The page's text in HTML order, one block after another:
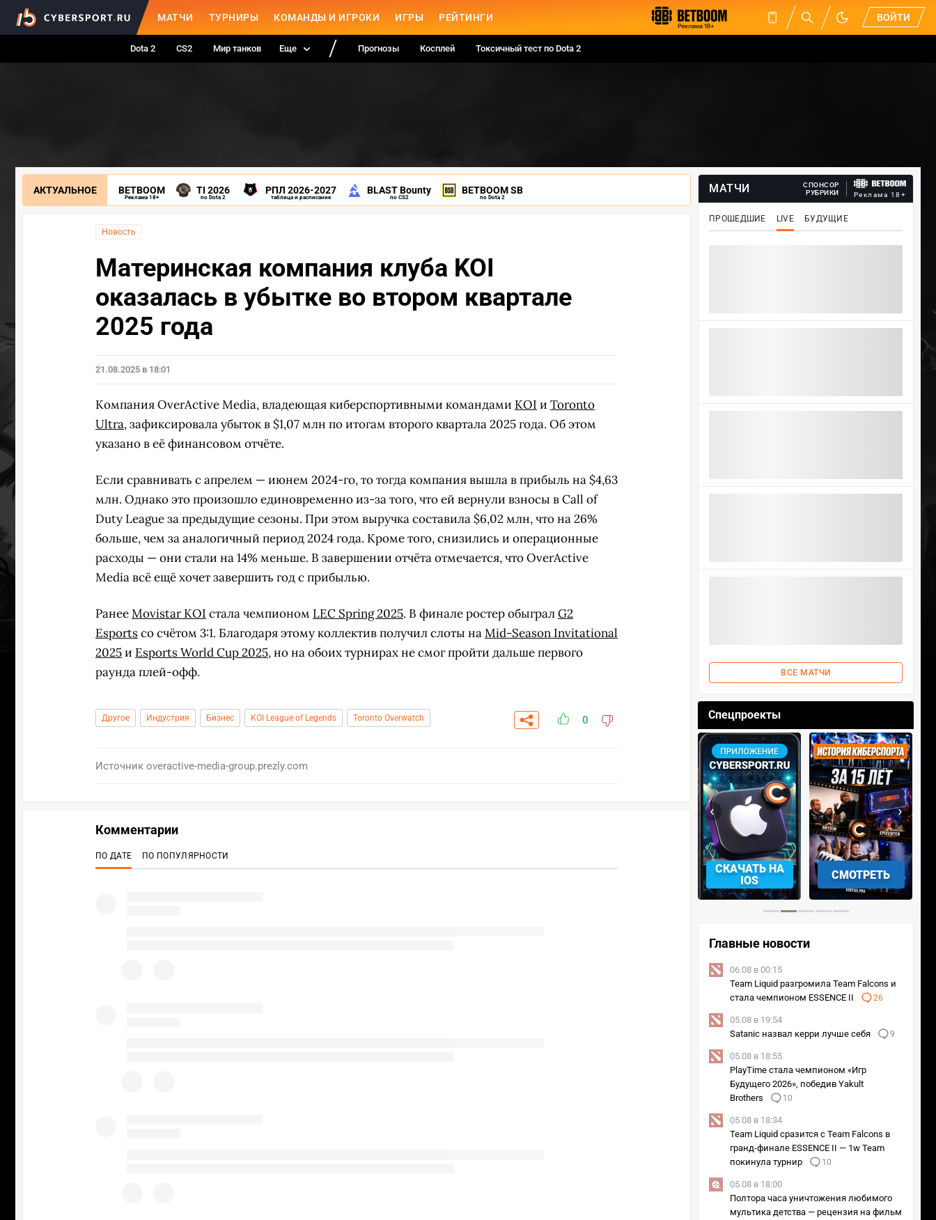
МАТЧИ ТУРНИРЫ КОМАНДЫ И ИГРОКИ ИГРЫ РЕЙТИНГИ ВОЙТИ
Dota 2 CS2 Мир танков Еще Прогнозы Косплей Токсичный тест по Dota 2
АКТУАЛЬНОЕ BETBOOM
Реклама 18+
TI 2026
по Dota 2
РПЛ 2026-2027
таблица и расписание
BLAST Bounty
по CS2
BETBOOM SB
по Dota 2
Новость
Материнская компания клуба KOI
оказалась в убытке во втором квартале
2025 года
21.08.2025 в 18:01
Компания OverActive Media, владеющая киберспортивными командами KOI и Toronto
Ultra, зафиксировала убыток в $1,07 млн по итогам второго квартала 2025 года. Об этом
указано в её финансовом отчёте.
Если сравнивать с апрелем — июнем 2024-го, то тогда компания вышла в прибыль на $4,63
млн. Однако это произошло единовременно из-за того, что ей вернули взносы в Call of
Duty League за предыдущие сезоны. При этом выручка составила $6,02 млн, что на 26%
больше, чем за аналогичный период 2024 года. Кроме того, снизились и операционные
расходы — они стали на 14% меньше. В завершении отчёта отмечается, что OverActive
Media всё ещё хочет завершить год с прибылью.
РанееMovistar KOI стала чемпионом LEC Spring 2025. В финале ростер обыгралG2
Esportsсо счётом 3:1. Благодаря этому коллектив получил слоты наMid-Season Invitational
2025и Esports World Cup 2025, но на обоих турнирах не смог пройти дальше первого
раунда плей-офф.
Другое Индустрия Бизнес KOI League of Legends Toronto Overwatch 0
Источник overactive-media-group.prezly.com
МАТЧИ
СПОНСОР
РУБРИКИ
Реклама 18+
ПРОШЕДШИЕ LIVE БУДУЩИЕ
ВСЕ МАТЧИ
Спецпроекты
СКАЧАТЬ НА
СКАЧАТЬ НА
IOS
СМОТРЕТЬ
‹ ›
Главные новости
06.08 в 00:15
Team Liquid разгромила Team Falcons и
стала чемпионом ESSENCE II
26
05.08 в 19:54
Satanic назвал керри лучше себя
9
05.08 в 18:55
PlayTime стала чемпионом «Игр
Будущего 2026», победив Yakult
Brothers
10
05.08 в 18:34
Team Liquid сразится с Team Falcons в
гранд-финале ESSENCE II — 1w Team
покинула турнир
10
05.08 в 18:00
Полтора часа уничтожения любимого
мультика детства — рецензия на фильм
Комментарии
ПО ДАТЕ ПО ПОПУЛЯРНОСТИ